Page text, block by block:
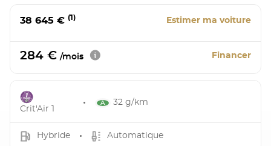
38 645 € (1) Estimer ma voiture
284 € /mois Financer
Crit'Air 1
32 g/km
Hybride Automatique